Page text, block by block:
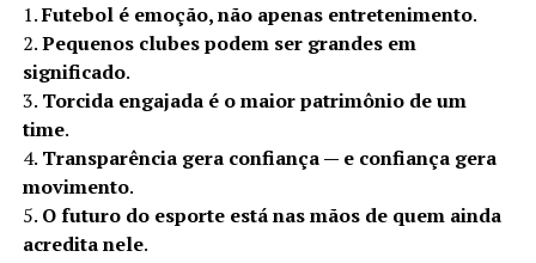
1.Futebol é emoção, não apenas entretenimento.
2.Pequenos clubes podem ser grandes em
significado.
3. Torcida engajada é o maior patrimônio de um
time.
4. Transparência gera confiança — e confiança gera
movimento.
5. O futuro do esporte está nas mãos de quem ainda
acredita nele.